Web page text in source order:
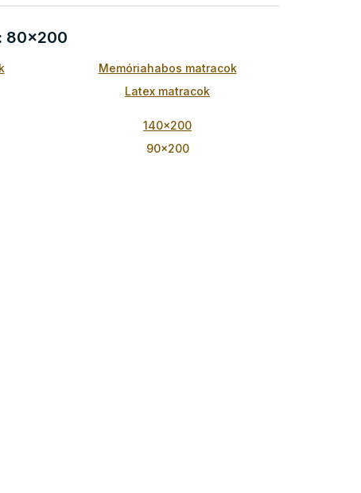
80x200
Memóriahabos matracok
Latex matracok
140x200
90x200